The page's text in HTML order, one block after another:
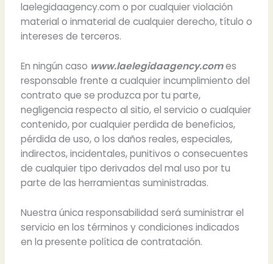
laelegidaagency.com o por cualquier violación
material o inmaterial de cualquier derecho, título o
intereses de terceros.
En ningún caso www.laelegidaagency.comes
responsable frente a cualquier incumplimiento del
contrato que se produzca por tu parte,
negligencia respecto al sitio, el servicio o cualquier
contenido, por cualquier perdida de beneficios,
pérdida de uso, o los daños reales, especiales,
indirectos, incidentales, punitivos o consecuentes
de cualquier tipo derivados del mal uso por tu
parte de las herramientas suministradas.
Nuestra única responsabilidad será suministrar el
servicio en los términos y condiciones indicados
en la presente política de contratación.